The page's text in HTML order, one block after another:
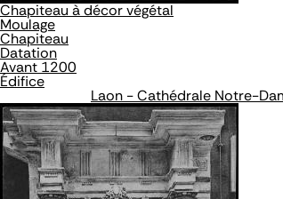
Chapiteau à décor végétal
Moulage
Chapiteau
Datation
Avant 1200
Édifice
Laon - Cathédrale Notre-